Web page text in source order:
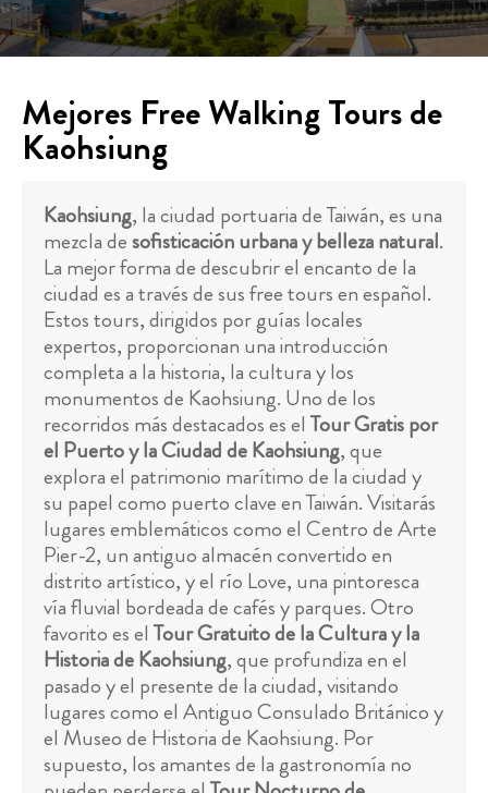
Mejores Free Walking Tours de
Kaohsiung
Kaohsiung, la ciudad portuaria de Taiwán, es una
mezcla desofisticación urbana y belleza natural.
La mejor forma de descubrir el encanto de la
ciudad es a través de sus free tours en español.
Estos tours, dirigidos por guías locales
expertos, proporcionan una introducción
completa a la historia, la cultura y los
monumentos de Kaohsiung. Uno de los
recorridos más destacados es el Tour Gratis por
el Puerto y la Ciudad de Kaohsiung, que
explora el patrimonio marítimo de la ciudad y
su papel como puerto clave en Taiwán. Visitarás
lugares emblemáticos como el Centro de Arte
Pier-2, un antiguo almacén convertido en
distrito artístico, y el río Love, una pintoresca
vía fluvial bordeada de cafés y parques. Otro
favorito es el Tour Gratuito de la Cultura y la
Historia de Kaohsiung, que profundiza en el
pasado y el presente de la ciudad, visitando
lugares como el Antiguo Consulado Británico y
el Museo de Historia de Kaohsiung. Por
supuesto, los amantes de la gastronomía no